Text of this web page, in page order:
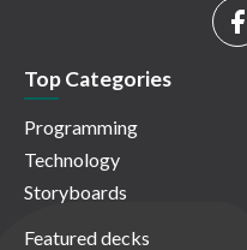
Top Categories
Programming
Technology
Storyboards
Featured decks